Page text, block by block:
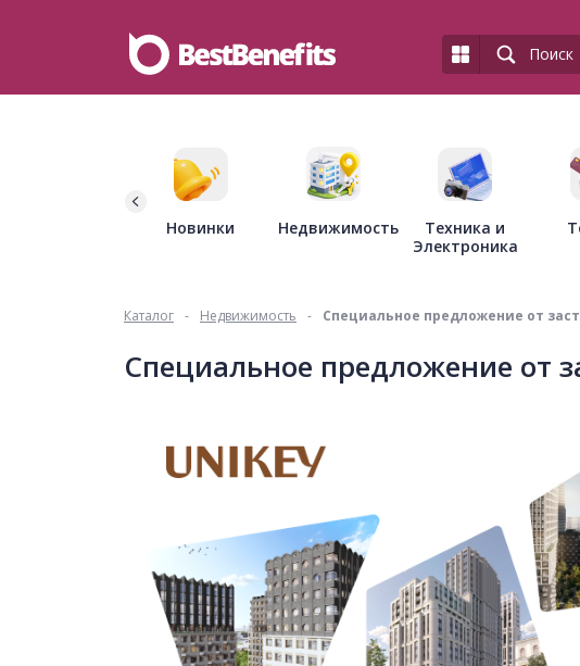
Новинки Недвижимость
Техника и
Электроника
Каталог - Недвижимость - Специальное предложение от
Специальное предложение от